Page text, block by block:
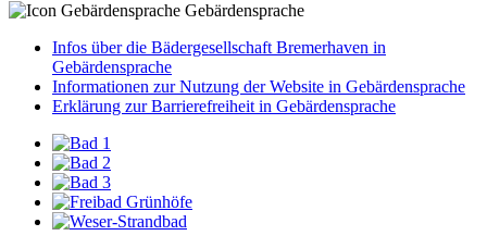
Gebärdensprache
Infos über die Bädergesellschaft Bremerhaven in
Gebärdensprache
Informationen zur Nutzung der Website in Gebärdensprache
Erklärung zur Barrierefreiheit in Gebärdensprache